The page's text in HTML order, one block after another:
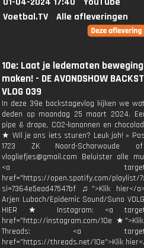
Voetbal.TV
Alle afleveringen
10e: Laat je ledematen
maken! - DE AVONDSHOW
VLOG 039
In deze 39e backstagevlog kijken we
deden op maandag 25 maart 2024.
pipe & drape, CO2-kanonnen en
★ Wil je ons iets sturen? Leuk joh! »
1723 ZK Noord-Scharwoude
vlogliefjes@gmail.com Beluister alle
<a
href="https://open.spotify.com/playlist/
si=7364e5ead47547bf ♫">Klik hier</
Arjen Lubach/Epidemic Sound/Suno
HIER ★ Instagram: <a
href="http://instagram.com/10e
Threads: <a
href="https://threads.net/10e">Klik